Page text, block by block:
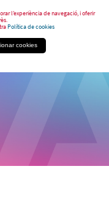
l’experiència de navegació, i oferir
Política de cookies
cookies